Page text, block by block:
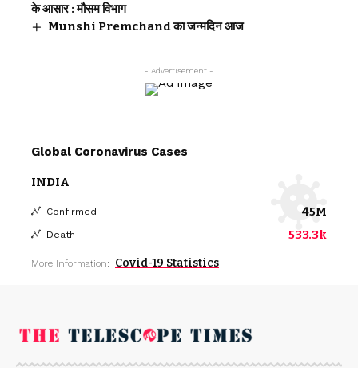
के आसार : मौसम विभाग
Munshi Premchand का जन्मदिन आज
- Advertisement -
Global Coronavirus Cases
INDIA
Confirmed 45M
Death 533.3k
More Information: Covid-19 Statistics